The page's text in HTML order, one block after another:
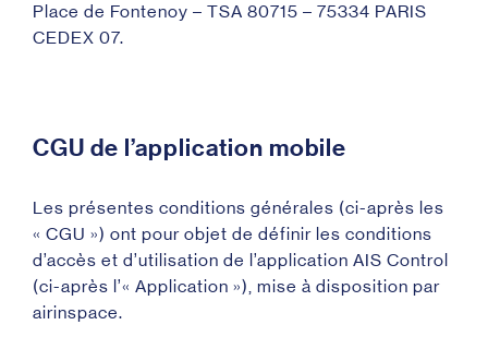
Place de Fontenoy – TSA 80715 – 75334 PARIS
CEDEX 07.
CGU de l’application mobile
Les présentes conditions générales (ci-après les
« CGU ») ont pour objet de définir les conditions
d’accès et d’utilisation de l’application AIS Control
(ci-après l’« Application »), mise à disposition par
airinspace.